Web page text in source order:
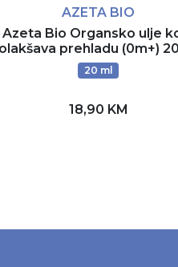
AZETA BIO
Azeta Bio Organsko ulje
olakšava prehladu (0m+)
20 ml
18,90 KM